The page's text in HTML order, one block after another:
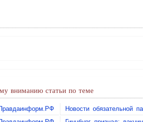
вниманию статьи по теме
Новости обязательной